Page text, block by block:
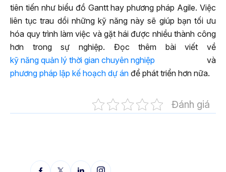
tiên tiến như biểu đồ Gantt hay phương pháp Agile. Việc
liên tục trau dồi những kỹ năng này sẽ giúp bạn tối ưu
hóa quy trình làm việc và gặt hái được nhiều thành công
hơn trong sự nghiệp. Đọc thêm bài viết về
kỹ năng quản lý thời gian chuyên nghiệp và
phương pháp lập kế hoạch dự án để phát triển hơn nữa.
Đánh giá